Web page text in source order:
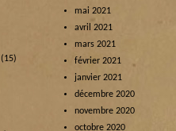
(15)
mai 2021
avril 2021
mars 2021
février 2021
janvier 2021
décembre 2020
novembre 2020
octobre 2020